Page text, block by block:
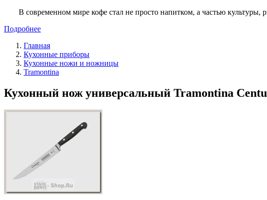
В современном мире кофе стал не просто напитком, а частью культуры,
Подробнее
Главная
Кухонные приборы
Кухонные ножи и ножницы
Tramontina
Кухонный нож универсальный Tramontina